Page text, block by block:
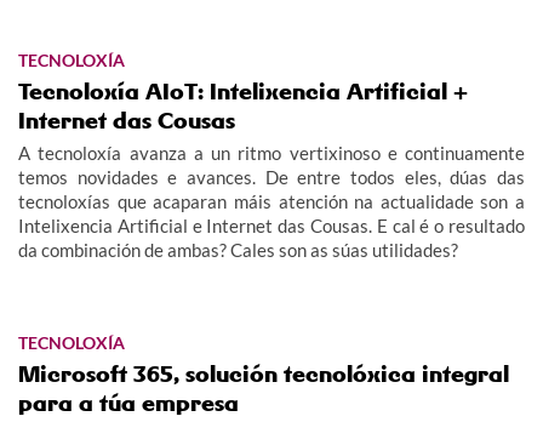
TECNOLOXÍA
Tecnoloxía AIoT: Intelixencia Artificial +
Internet das Cousas
A tecnoloxía avanza a un ritmo vertixinoso e continuamente
temos novidades e avances. De entre todos eles, dúas das
tecnoloxías que acaparan máis atención na actualidade son a
Intelixencia Artificial e Internet das Cousas. E cal é o resultado
da combinación de ambas? Cales son as súas utilidades?
TECNOLOXÍA
Microsoft 365, solución tecnolóxica integral
para a túa empresa